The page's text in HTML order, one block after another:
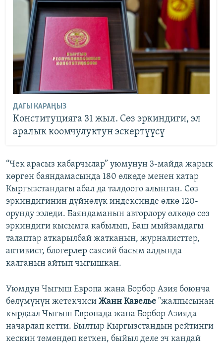
ДАГЫ КАРАҢЫЗ
Конституцияга 31 жыл. Сөз эркиндиги, эл
аралык коомчулуктун эскертүүсү
“Чек арасыз кабарчылар” уюмунун 3-майда жарык
көргөн баяндамасында 180 өлкөдө менен катар
Кыргызстандагы абал да талдоого алынган. Сөз
эркиндигинин дүйнөлүк индексинде өлкө 120-
орунду ээледи. Баяндаманын авторлору өлкөдө сөз
эркиндиги кысымга кабылып, Баш мыйзамдагы
талаптар аткарылбай жатканын, журналисттер,
активист, блогерлер саясий басым алдында
калганын айтып чыгышкан.
Уюмдун Чыгыш Европа жана Борбор Азия боюнча
бөлүмүнүн жетекчиси Жанн Кавелье "жалпысынан
кырдаал Чыгыш Европада жана Борбор Азияда
начарлап кетти. Былтыр Кыргызстандын рейтинги
кескин төмөндөп кеткен, быйыл деле эч кандай